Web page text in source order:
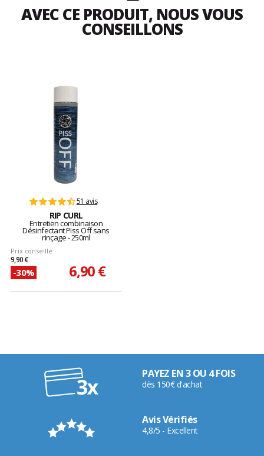
AVEC CE PRODUIT, NOUS VOUS
CONSEILLONS
51 avis
RIP CURL
Entretien combinaison
Désinfectant Piss Off sans
rinçage - 250ml
Prix conseillé
9,90 €
-30% 6,90 €
PAYEZ EN 3 OU 4 FOIS
dès 150€ d'achat
Avis Vérifiés
4,8/5 - Excellent